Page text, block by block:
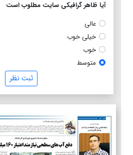
آیا ظاهر گرافیکی سایت مطلوب است
عالی
خیلی خوب
خوب
متوسط
ثبت نظر